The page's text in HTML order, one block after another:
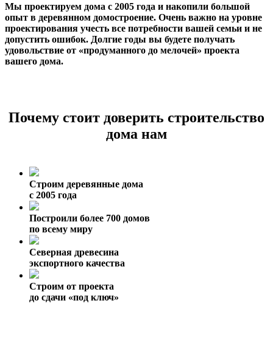
Мы проектируем дома с 2005 года и накопили большой
опыт в деревянном домостроение. Очень важно на уровне
проектирования учесть все потребности вашей семьи и не
допустить ошибок. Долгие годы вы будете получать
удовольствие от «продуманного до мелочей» проекта
вашего дома.
Почему стоит доверить строительство
дома нам
Строим деревянные дома
с 2005 года
Построили более 700 домов
по всему миру
Северная древесина
экспортного качества
Строим от проекта
до сдачи «под ключ»